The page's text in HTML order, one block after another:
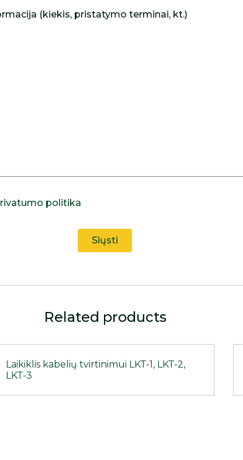
(kiekis, pristatymo terminai, kt.)
politika
Related products
Laikiklis kabelių tvirtinimui LKT-1, LKT-2,
LKT-3